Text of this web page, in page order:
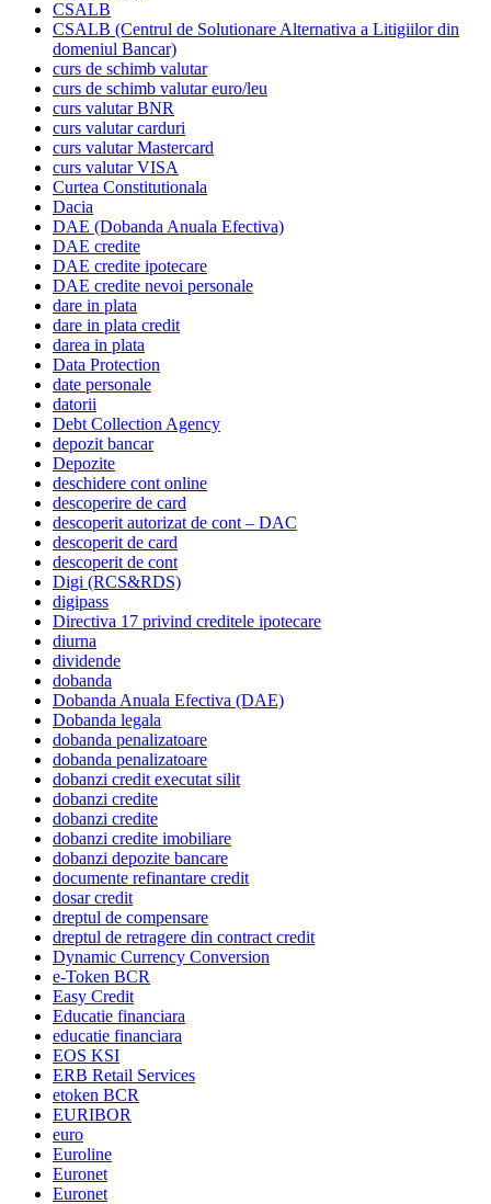
CSALB
CSALB (Centrul de Solutionare Alternativa a Litigiilor din
domeniul Bancar)
curs de schimb valutar
curs de schimb valutar euro/leu
curs valutar BNR
curs valutar carduri
curs valutar Mastercard
curs valutar VISA
Curtea Constitutionala
Dacia
DAE (Dobanda Anuala Efectiva)
DAE credite
DAE credite ipotecare
DAE credite nevoi personale
dare in plata
dare in plata credit
darea in plata
Data Protection
date personale
datorii
Debt Collection Agency
depozit bancar
Depozite
deschidere cont online
descoperire de card
descoperit autorizat de cont – DAC
descoperit de card
descoperit de cont
Digi (RCS&RDS)
digipass
Directiva 17 privind creditele ipotecare
diurna
dividende
dobanda
Dobanda Anuala Efectiva (DAE)
Dobanda legala
dobanda penalizatoare
dobanda penalizatoare
dobanzi credit executat silit
dobanzi credite
dobanzi credite
dobanzi credite imobiliare
dobanzi depozite bancare
documente refinantare credit
dosar credit
dreptul de compensare
dreptul de retragere din contract credit
Dynamic Currency Conversion
e-Token BCR
Easy Credit
Educatie financiara
educatie financiara
EOS KSI
ERB Retail Services
etoken BCR
EURIBOR
euro
Euroline
Euronet
Euronet